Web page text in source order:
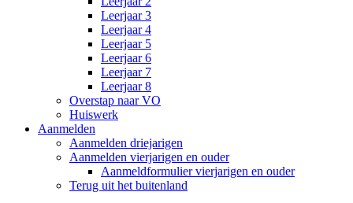
Leerjaar 3
Leerjaar 4
Leerjaar 5
Leerjaar 6
Leerjaar 7
Leerjaar 8
Overstap naar VO
Huiswerk
Aanmelden
Aanmelden driejarigen
Aanmelden vierjarigen en ouder
Aanmeldformulier vierjarigen en ouder
Terug uit het buitenland